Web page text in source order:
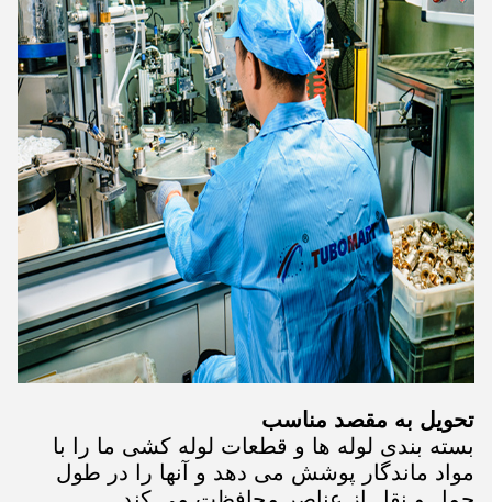
تحویل به مقصد مناسب
بسته بندی لوله ها و قطعات لوله کشی ما را با
مواد ماندگار پوشش می دهد و آنها را در طول